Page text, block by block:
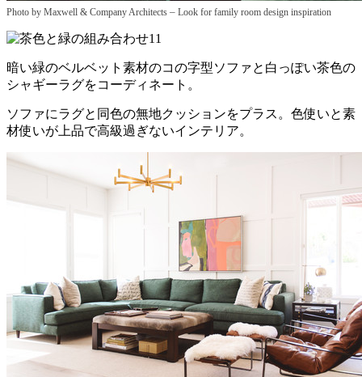
Photo by Maxwell & Company Architects – Look for family room design inspiration
暗い緑のベルベット素材のコの字型ソファと白っぽい茶色の
シャギーラグをコーディネート。
ソファにラグと同色の無地クッションをプラス。色使いと素
材使いが上品で高級過ぎないインテリア。